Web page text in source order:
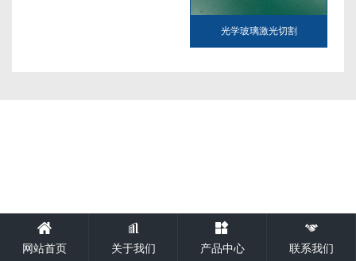
光学玻璃激光切割

网站首页

关于我们

产品中心

联系我们